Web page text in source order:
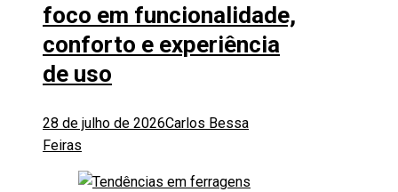
foco em funcionalidade,
conforto e experiência
de uso
28 de julho de 2026Carlos Bessa
Feiras